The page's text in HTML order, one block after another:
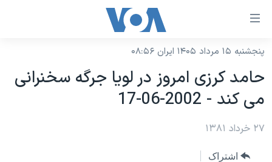
لینکهای
دسترسی
جهش
محتوای
اصلی
نسخه سبک وب‌سایت
موضوع ها
ایران
آمریکا
برنامه های تلویزیونی
جدول برنامه ها
پنجشنبه ۱۵ مرداد ۱۴۰۵ ایران ۰۸:۵۶
حامد کرزی امروز در لويا جرگه سخنرانی
می کند - 2002-06-17
۲۷ خرداد ۱۳۸۱
اشتراک